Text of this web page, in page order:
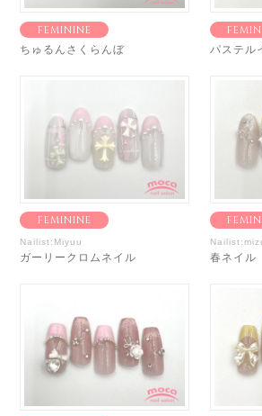
FEMININE
ちゅるんさくらんぼ
FEMININE
Nailist:Miyuu
ガーリークロムネイル 春ネイル